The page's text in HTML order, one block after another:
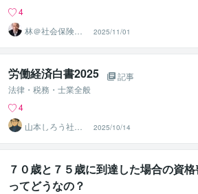
4
林＠社会保険労
務士
2025/11/01
労働経済白書2025
記事
法律・税務・士業全般
4
山本しろう社労
士事務所
2025/10/14
７０歳と７５歳に到達した場合の資
ってどうなの？